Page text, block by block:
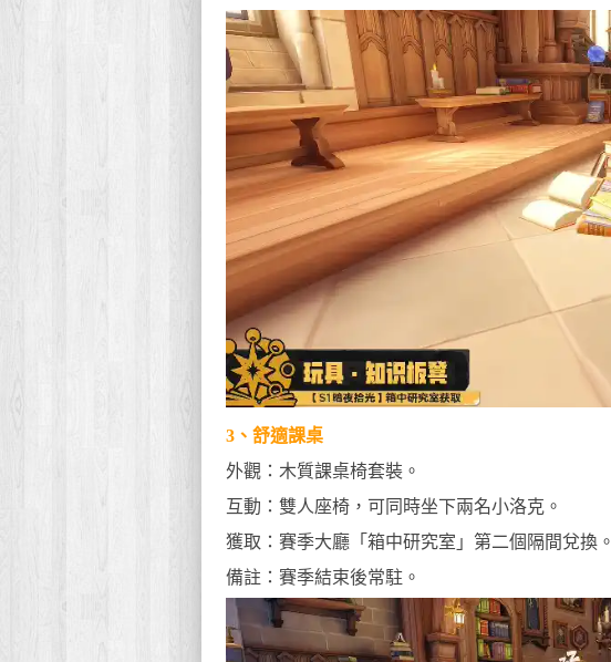
3、舒適課桌
外觀：木質課桌椅套裝。
互動：雙人座椅，可同時坐下兩名小洛克。
獲取：賽季大廳「箱中研究室」第二個隔間兌換。
備註：賽季結束後常駐。